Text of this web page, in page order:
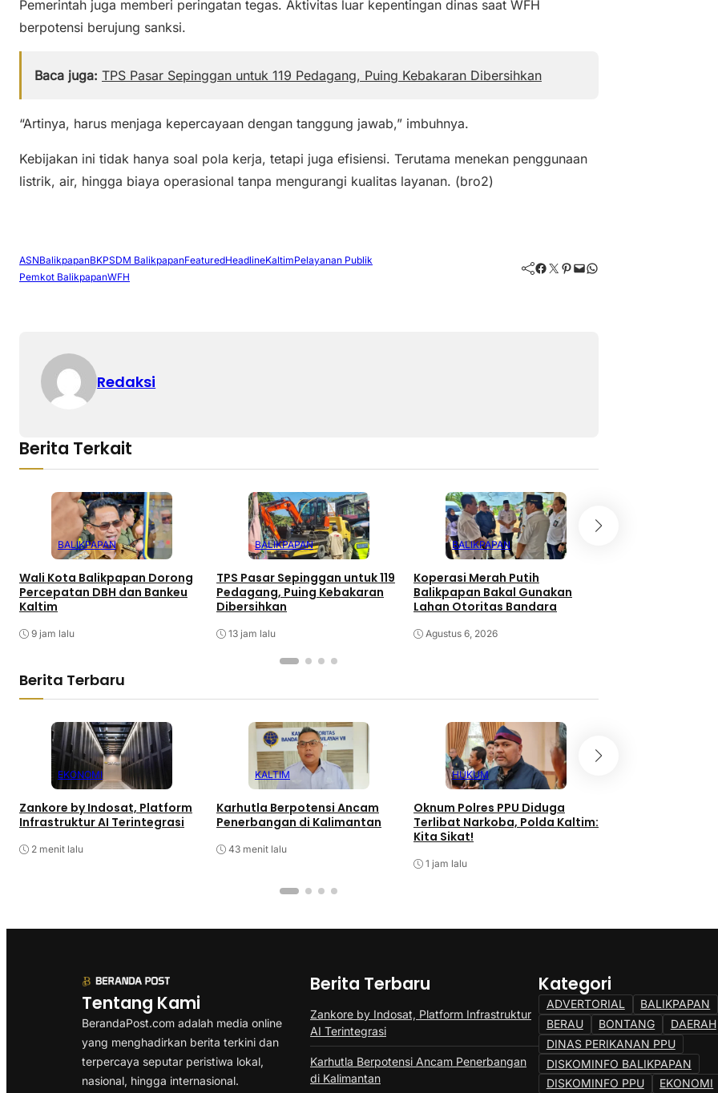
Pemerintah juga memberi peringatan tegas. Aktivitas luar kepentingan dinas saat WFH
berpotensi berujung sanksi.
Baca juga: TPS Pasar Sepinggan untuk 119 Pedagang, Puing Kebakaran Dibersihkan
“Artinya, harus menjaga kepercayaan dengan tanggung jawab,” imbuhnya.
Kebijakan ini tidak hanya soal pola kerja, tetapi juga efisiensi. Terutama menekan penggunaan
listrik, air, hingga biaya operasional tanpa mengurangi kualitas layanan. (bro2)
ASNBalikpapanBKPSDM BalikpapanFeaturedHeadlineKaltimPelayanan Publik
Pemkot BalikpapanWFH
Facebook Twitter Pinterest Mail WhatsApp
Redaksi
Berita Terkait
BALIKPAPAN
Wali Kota Balikpapan Dorong
Percepatan DBH dan Bankeu
Kaltim
9 jam lalu
BALIKPAPAN
TPS Pasar Sepinggan untuk 119
Pedagang, Puing Kebakaran
Dibersihkan
13 jam lalu
BALIKPAPAN
Koperasi Merah Putih
Balikpapan Bakal Gunakan
Lahan Otoritas Bandara
Agustus 6, 2026
Berita Terbaru
EKONOMI
Zankore by Indosat, Platform
Infrastruktur AI Terintegrasi
2 menit lalu
KALTIM
Karhutla Berpotensi Ancam
Penerbangan di Kalimantan
43 menit lalu
HUKUM
Oknum Polres PPU Diduga
Terlibat Narkoba, Polda Kaltim:
Kita Sikat!
1 jam lalu
Tentang Kami
BerandaPost.com adalah media online
yang menghadirkan berita terkini dan
terpercaya seputar peristiwa lokal,
nasional, hingga internasional.
Berita Terbaru
Zankore by Indosat, Platform Infrastruktur
AI Terintegrasi
Karhutla Berpotensi Ancam Penerbangan
di Kalimantan
Kategori
ADVERTORIAL
BALIKPAPAN
BERAU
BONTANG
DAERAH
DINAS PERIKANAN PPU
DISKOMINFO BALIKPAPAN
DISKOMINFO PPU
EKONOMI